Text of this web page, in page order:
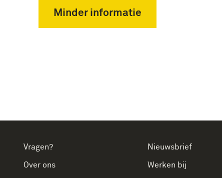
Minder informatie
Vragen?
Over ons
Nieuwsbrief
Werken bij